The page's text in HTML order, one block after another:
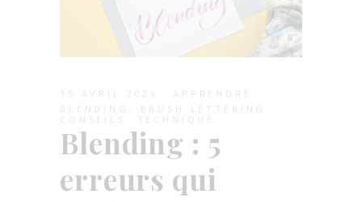
15 AVRIL 2026
APPRENDRE
BLENDING
BRUSH LETTERING
CONSEILS
TECHNIQUE
Blending : 5
erreurs qui